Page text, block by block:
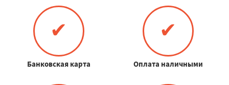
✔
Банковская карта
✔
Оплата наличными